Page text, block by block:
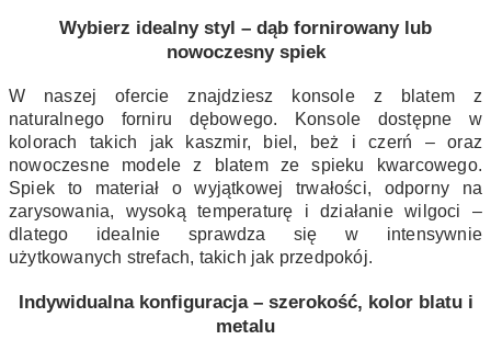
Wybierz idealny styl – dąb fornirowany lub
nowoczesny spiek
W naszej ofercie znajdziesz konsole z blatem z
naturalnego forniru dębowego. Konsole dostępne w
kolorach takich jak kaszmir, biel, beż i czerń – oraz
nowoczesne modele z blatem ze spieku kwarcowego.
Spiek to materiał o wyjątkowej trwałości, odporny na
zarysowania, wysoką temperaturę i działanie wilgoci –
dlatego idealnie sprawdza się w intensywnie
użytkowanych strefach, takich jak przedpokój.
Indywidualna konfiguracja – szerokość, kolor blatu i
metalu